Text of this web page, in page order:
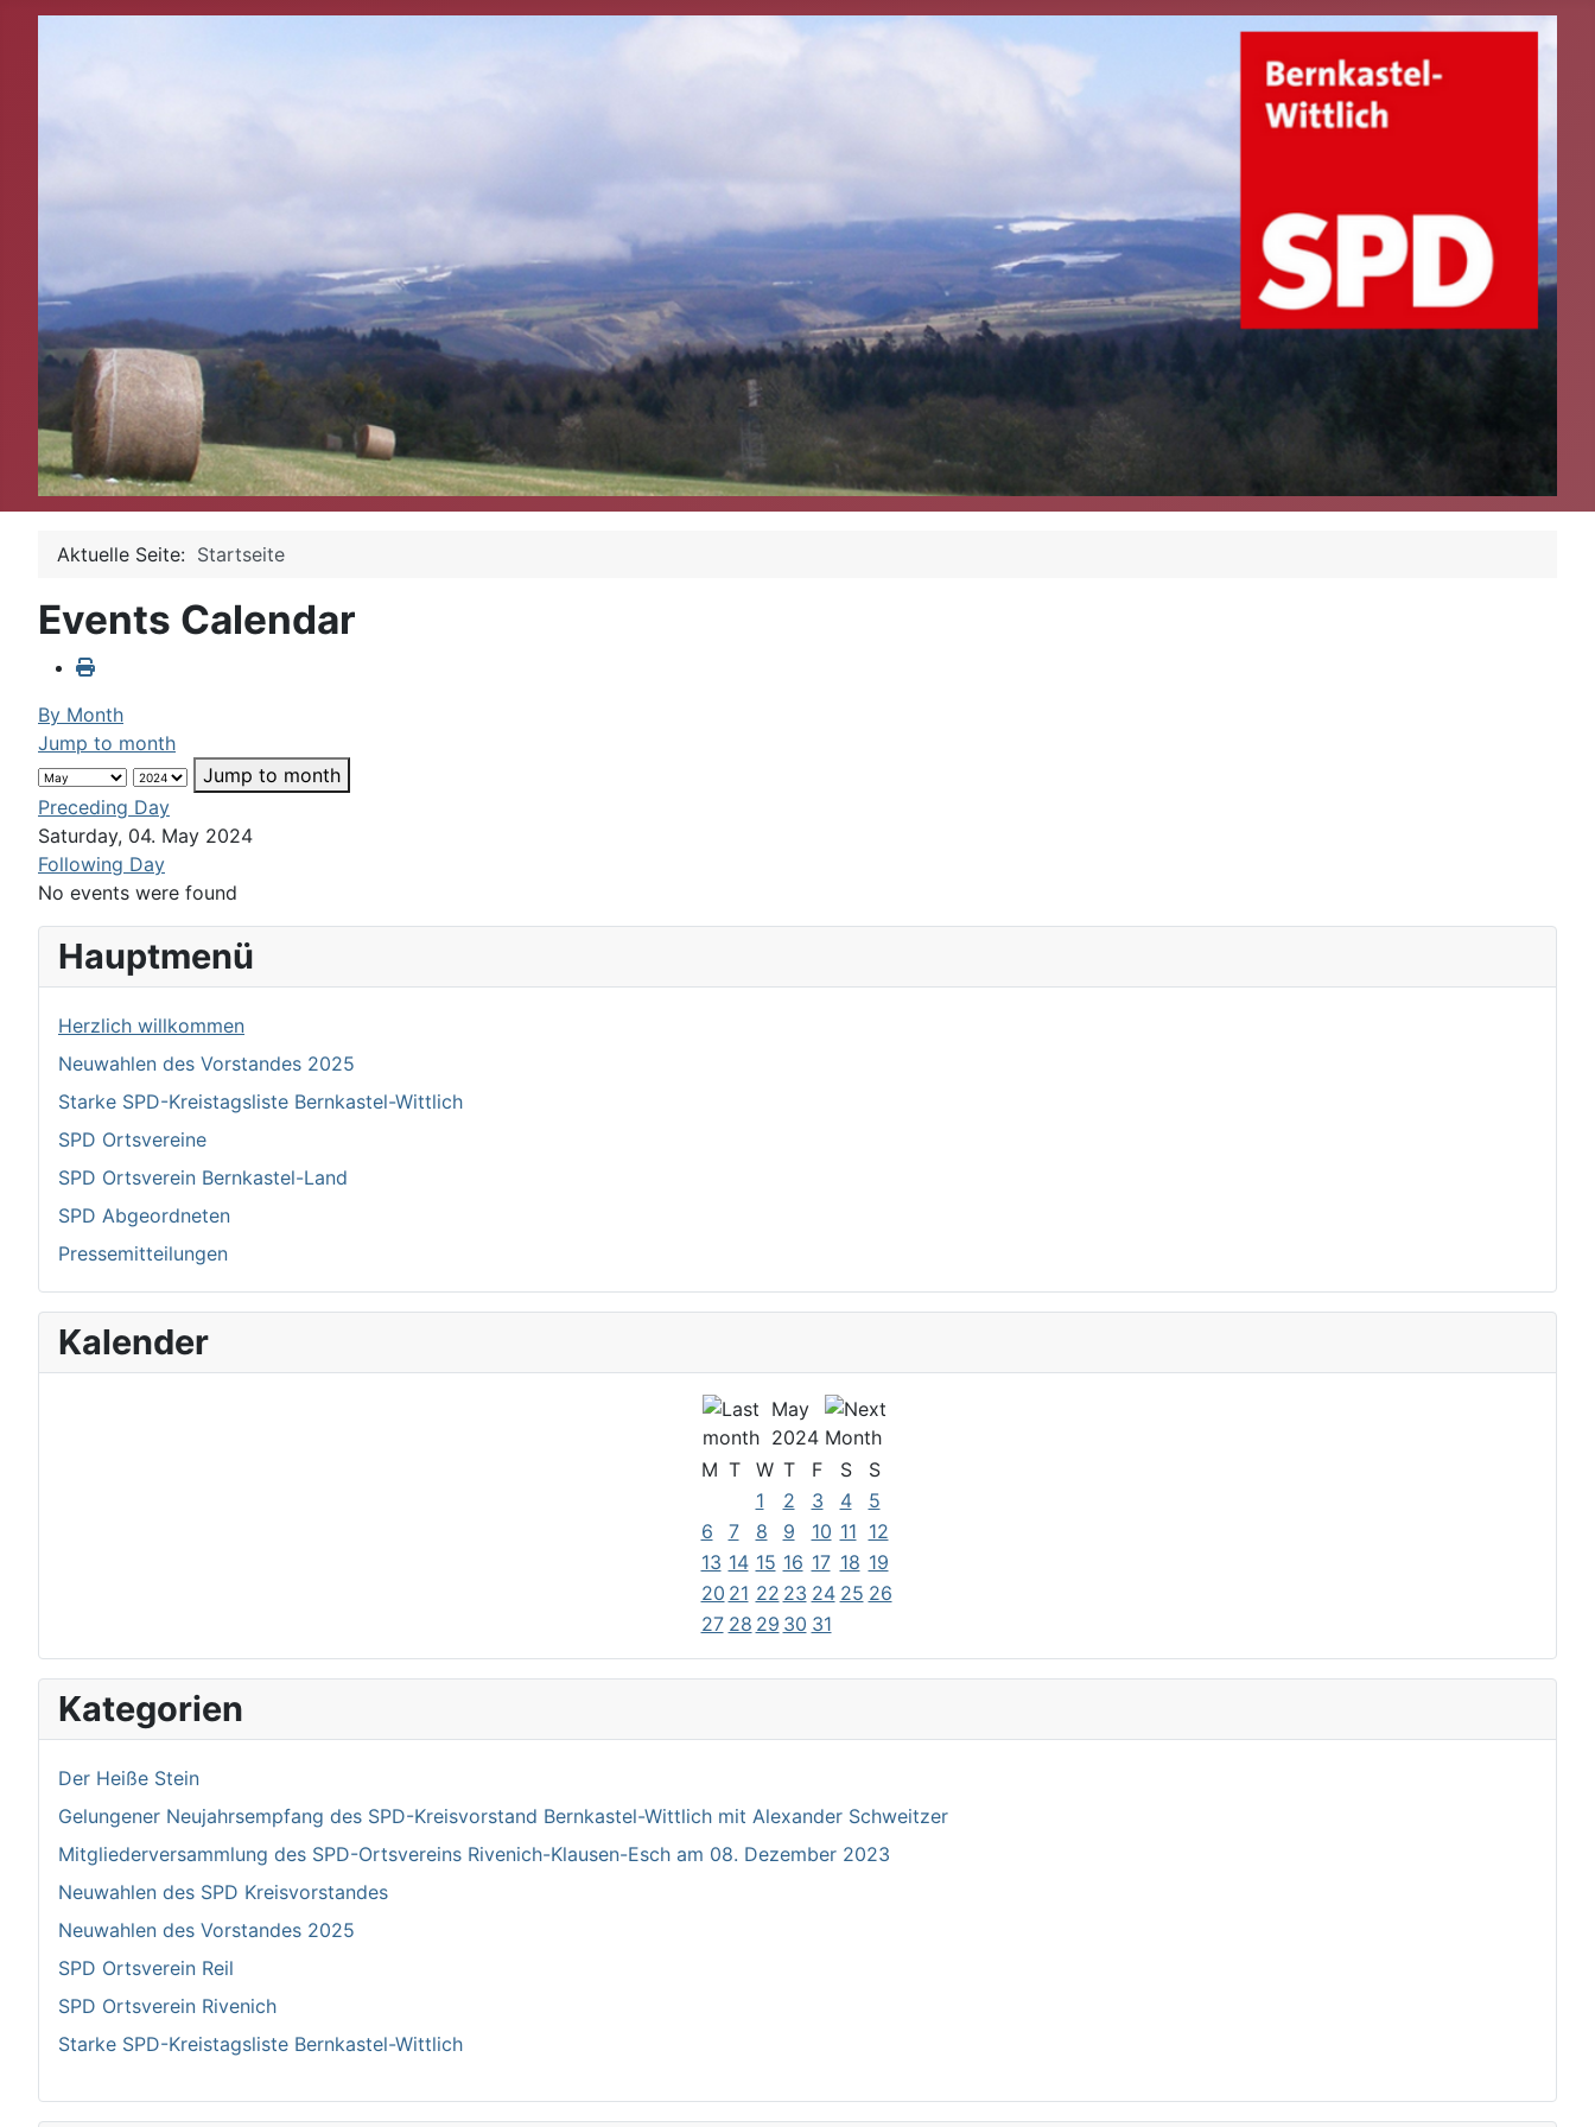
Aktuelle Seite: Startseite
Events Calendar
By Month
Jump to month
Jump to month
Preceding Day
Saturday, 04. May 2024
Following Day
No events were found
Hauptmenü
Herzlich willkommen
Neuwahlen des Vorstandes 2025
Starke SPD-Kreistagsliste Bernkastel-Wittlich
SPD Ortsvereine
SPD Ortsverein Bernkastel-Land
SPD Abgeordneten
Pressemitteilungen
Kalender
May
2024
M T W T F S
S
1
2 3 4
5
6
7 8 9 10 11 12
13 14 15 16 17 18 19
20 21 22 23 24 25 26
27 28 29 30 31
Kategorien
Der Heiße Stein
Gelungener Neujahrsempfang des SPD-Kreisvorstand Bernkastel-Wittlich mit Alexander Schweitzer
Mitgliederversammlung des SPD-Ortsvereins Rivenich-Klausen-Esch am 08. Dezember 2023
Neuwahlen des SPD Kreisvorstandes
Neuwahlen des Vorstandes 2025
SPD Ortsverein Reil
SPD Ortsverein Rivenich
Starke SPD-Kreistagsliste Bernkastel-Wittlich